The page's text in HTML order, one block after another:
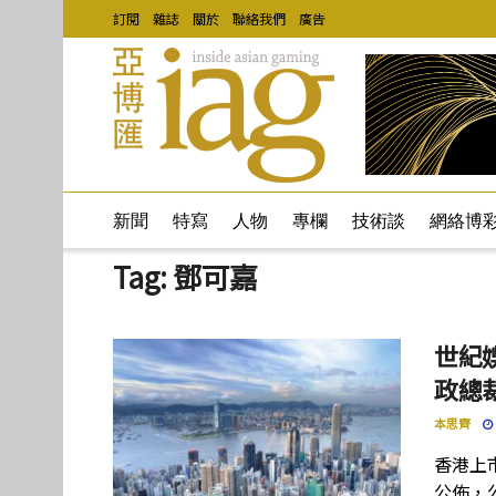
訂閱 雜誌 關於 聯絡我們 廣告
新聞 特寫 人物 專欄 技術談 網絡博
Tag:鄧可嘉
世紀
政總
本思齊
香港上